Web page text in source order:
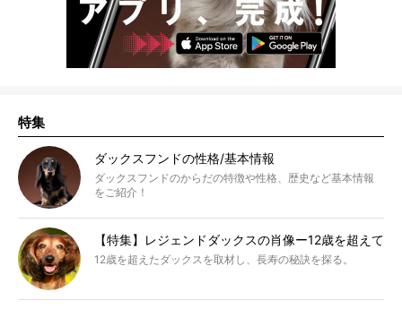
特集
ダックスフンドの性格/基本情報
ダックスフンドのからだの特徴や性格、歴史など基本情報
をご紹介！
【特集】レジェンドダックスの肖像ー12歳を超えて
12歳を超えたダックスを取材し、長寿の秘訣を探る。